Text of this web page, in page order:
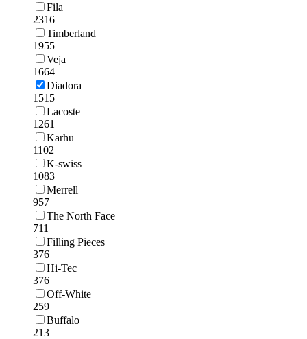
Fila
2316
Timberland
1955
Veja
1664
Diadora
1515
Lacoste
1261
Karhu
1102
K-swiss
1083
Merrell
957
The North Face
711
Filling Pieces
376
Hi-Tec
376
Off-White
259
Buffalo
213